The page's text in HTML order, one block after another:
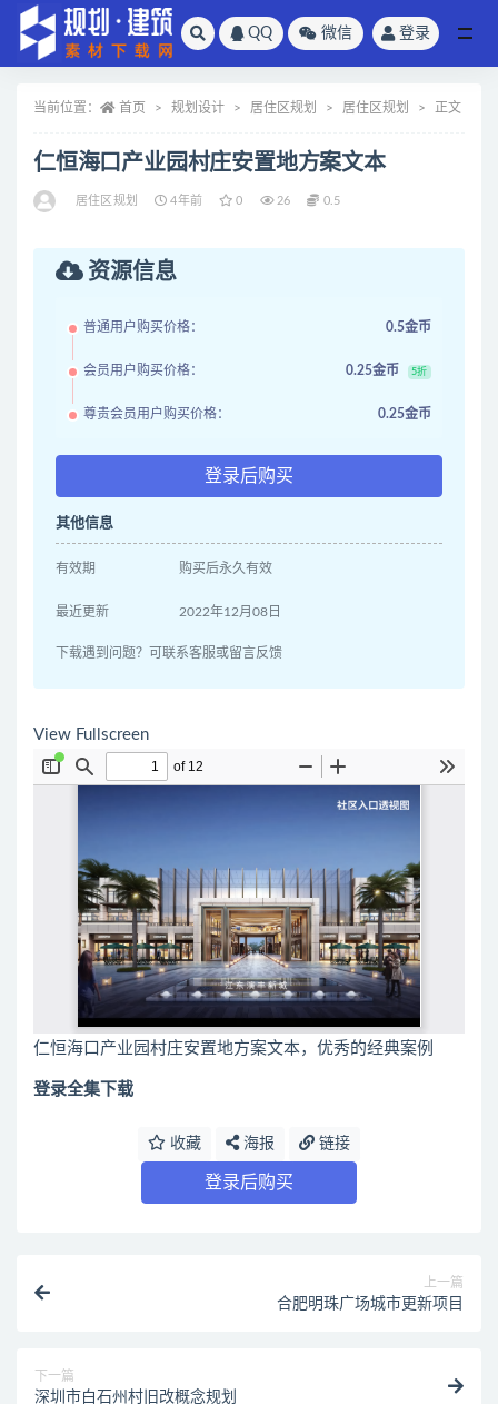
QQ 微信 登录
当前位置： 首页 规划设计 居住区规划 居住区规划 正文
仁恒海口产业园村庄安置地方案文本
居住区规划 4年前 0 26 0.5
资源信息
普通用户购买价格： 0.5金币
会员用户购买价格： 0.25金币 5折
尊贵会员用户购买价格： 0.25金币
登录后购买
其他信息
有效期 购买后永久有效
最近更新 2022年12月08日
下载遇到问题？可联系客服或留言反馈
View Fullscreen
仁恒海口产业园村庄安置地方案文本，优秀的经典案例
登录全集下载
收藏 海报 链接
登录后购买
上一篇
合肥明珠广场城市更新项目
下一篇
深圳市白石州村旧改概念规划
全部